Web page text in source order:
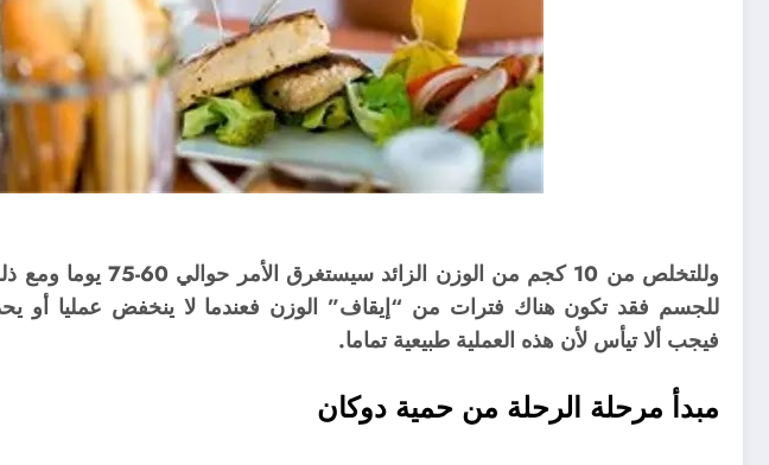
وللتخلص من 10 كجم من الوزن
للجسم فقد تكون هناك فترات من “إيقاف” الوزن فعندما لا ينخفض عمليا أو
فيجب ألا تيأس لأن هذه العملية طبيعية تماما.
مبدأ مرحلة الرحلة من حمية دوكان